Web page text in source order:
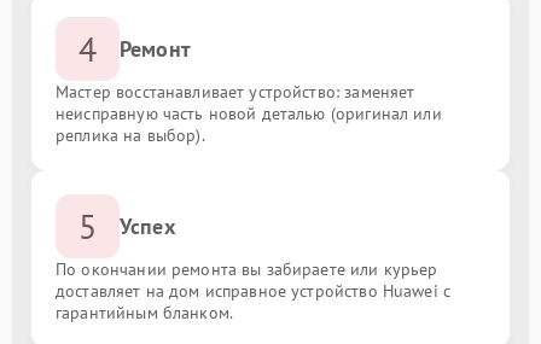
4 Ремонт
Мастер восстанавливает устройство: заменяет
неисправную часть новой деталью (оригинал или
реплика на выбор).
5 Успех
По окончании ремонта вы забираете или курьер
доставляет на дом исправное устройство Huawei с
гарантийным бланком.